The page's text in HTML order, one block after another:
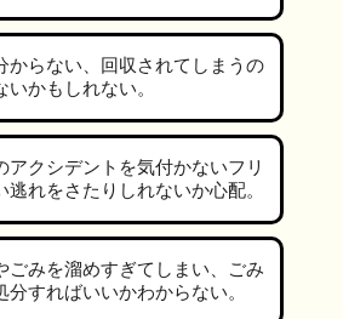
からない、回収されてしまうの
いかもしれない。
アクシデントを気付かないフリ
逃れをさたりしれないか心配。
ごみを溜めすぎてしまい、ごみ
分すればいいかわからない。